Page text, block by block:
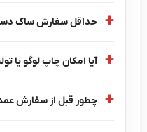
حداقل سفارش ساک دستی کد 5013
آیا امکان چاپ لوگو یا
چطور قبل از سفارش